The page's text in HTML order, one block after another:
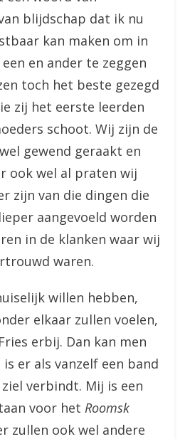
blijdschap dat ik nu
kan maken om in
en ander te zeggen
toch het beste gezegd
zij het eerste leerden
schoot. Wij zijn de
gewend geraakt en
ook wel al praten wij
zijn van die dingen die
aangevoeld worden
in de klanken waar wij
waren.
willen hebben,
elkaar zullen voelen,
erbij. Dan kan men
er als vanzelf een band
verbindt. Mij is een
voor het Roomsk
zullen ook wel andere